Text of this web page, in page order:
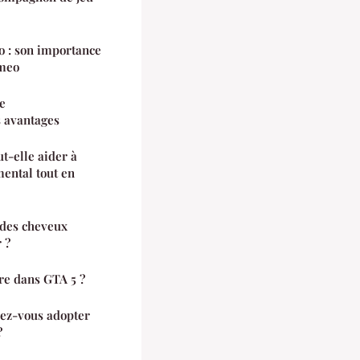
: son importance
elle aider à
tout en
cheveux
?
dans GTA 5 ?
vous adopter